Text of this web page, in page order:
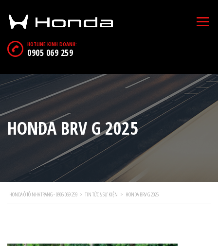
HOTLINE KINH DOANH:
0905 069 259
HONDA BRV G 2025
HONDA Ô TÔ NHA TRANG - 0905 069 259 > TIN TỨC & SỰ KIỆN > HONDA BRV G 2025